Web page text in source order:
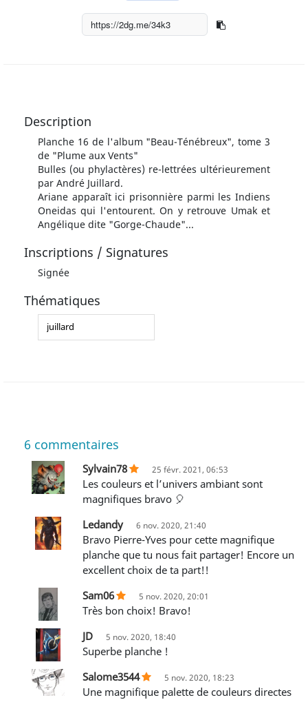
Description
Planche 16 de l'album "Beau-Ténébreux", tome 3
de "Plume aux Vents"
Bulles (ou phylactères) re-lettrées ultérieurement
par André Juillard.
Ariane apparaît ici prisonnière parmi les Indiens
Oneidas qui l'entourent. On y retrouve Umak et
Angélique dite "Gorge-Chaude"...
Inscriptions / Signatures
Signée
Thématiques
juillard
6 commentaires
Sylvain78 25 févr. 2021, 06:53
Les couleurs et l’univers ambiant sont
magnifiques bravo 🎈
Ledandy
6 nov. 2020, 21:40
Bravo Pierre-Yves pour cette magnifique
planche que tu nous fait partager! Encore un
excellent choix de ta part!!
Sam06
5 nov. 2020, 20:01
Très bon choix! Bravo!
JD
5 nov. 2020, 18:40
superbe planche !
Salome3544
5 nov. 2020, 18:23
Une magnifique palette de couleurs directes